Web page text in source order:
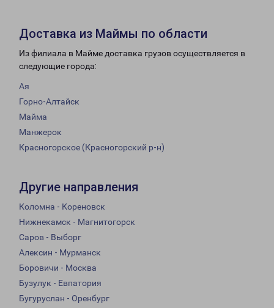
Доставка из Маймы по области
Из филиала в Майме доставка грузов осуществляется в
следующие города:
Ая
Горно-Алтайск
Майма
Манжерок
Красногорское (Красногорский р-н)
Другие направления
Коломна - Кореновск
Нижнекамск - Магнитогорск
Саров - Выборг
Алексин - Мурманск
Боровичи - Москва
Бузулук - Евпатория
Бугуруслан - Оренбург